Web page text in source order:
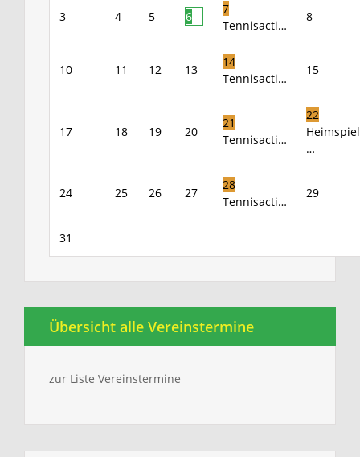
3 4 5 6
7
Tennisacti…
8
10 11 12 13
14
Tennisacti…
15
17 18 19 20
21
Tennisacti…
22
Heimspiel
…
24 25 26 27
28
Tennisacti…
29
31
Übersicht alle Vereinstermine
zur Liste Vereinstermine